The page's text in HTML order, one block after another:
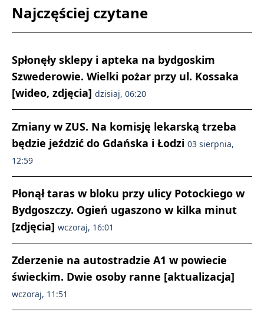
Najczęściej czytane
Spłonęły sklepy i apteka na bydgoskim
Szwederowie. Wielki pożar przy ul. Kossaka
[wideo, zdjęcia] dzisiaj, 06:20
Zmiany w ZUS. Na komisję lekarską trzeba
będzie jeździć do Gdańska i Łodzi 03 sierpnia,
12:59
Płonął taras w bloku przy ulicy Potockiego w
Bydgoszczy. Ogień ugaszono w kilka minut
[zdjęcia] wczoraj, 16:01
Zderzenie na autostradzie A1 w powiecie
świeckim. Dwie osoby ranne [aktualizacja]
wczoraj, 11:51